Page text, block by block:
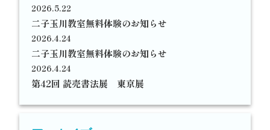
2026.5.22
二子玉川教室無料体験のお知らせ
2026.4.24
二子玉川教室無料体験のお知らせ
2026.4.24
第42回 読売書法展 東京展